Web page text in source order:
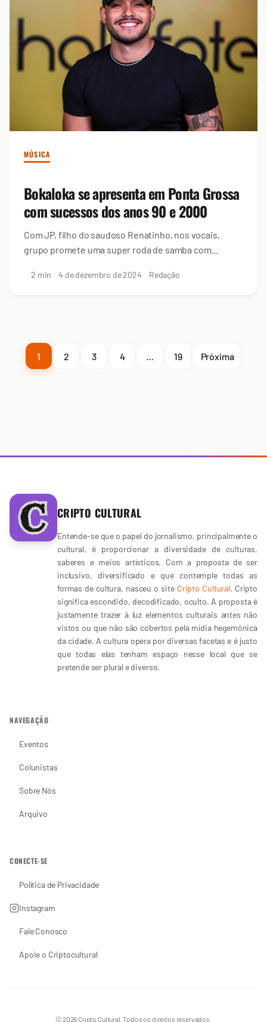
MÚSICA
Bokaloka se apresenta em Ponta Grossa
com sucessos dos anos 90 e 2000
Com JP, filho do saudoso Renatinho, nos vocais,
grupo promete uma super roda de samba com
2 min 4 de dezembro de 2024 Redação
1 2 3 4 … 19 Próxima
CRIPTO CULTURAL
Entende-se que o papel do jornalismo, principalmente o
cultural, é proporcionar a diversidade de culturas,
saberes e meios artísticos. Com a proposta de ser
inclusivo, diversificado e que contemple todas as
formas de cultura, nasceu o site Cripto Cultural. Cripto
significa escondido, decodificado, oculto. A proposta é
justamente trazer à luz elementos culturais antes não
vistos ou que não são cobertos pela mídia hegemônica
da cidade. A cultura opera por diversas facetas e é justo
que todas elas tenham espaço nesse local que se
pretende ser plural e diverso.
NAVEGAÇÃO
Eventos
Colunistas
Sobre Nós
Arquivo
CONECTE-SE
Política de Privacidade
Instagram
Fale Conosco
Apoie o Criptocultural
© 2026 Cripto Cultural. Todos os direitos reservados.